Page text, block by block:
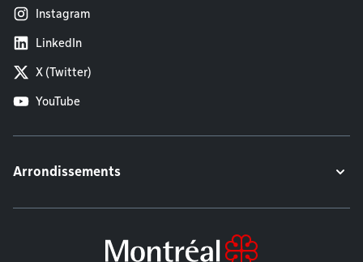
Instagram
LinkedIn
X (Twitter)
YouTube
Arrondissements